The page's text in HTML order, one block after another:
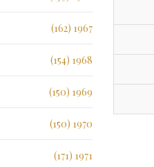
1967 (162)
1968 (154)
1969 (150)
1970 (150)
1971 (171)